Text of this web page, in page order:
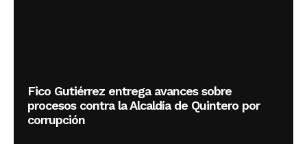
Fico Gutiérrez entrega avances sobre
procesos contra la Alcaldía de Quintero por
corrupción